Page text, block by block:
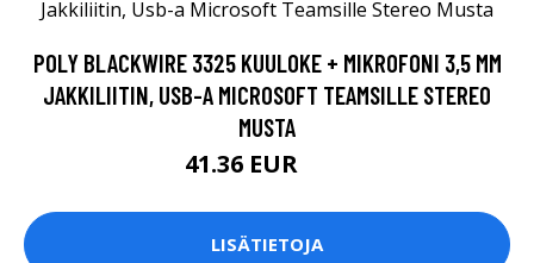
POLY BLACKWIRE 3325 KUULOKE + MIKROFONI 3,5 MM
JAKKILIITIN, USB-A MICROSOFT TEAMSILLE STEREO
MUSTA
41.36 EUR
LISÄTIETOJA